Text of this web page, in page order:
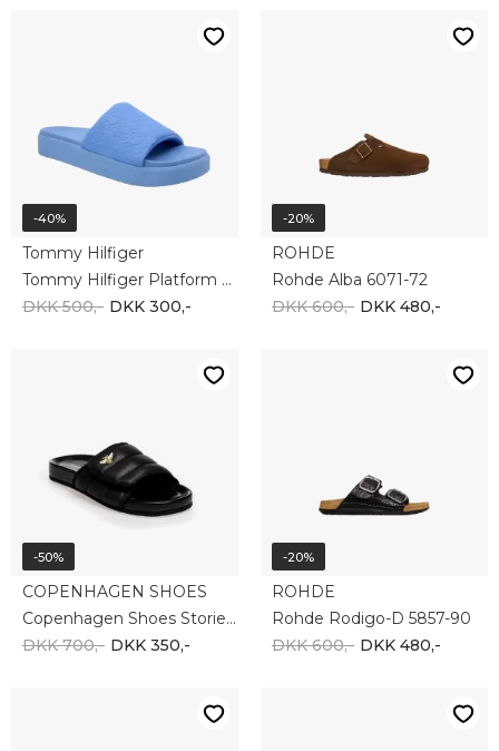
-40%
Tommy Hilfiger
Tommy Hilfiger Platform Pool Slide FW0FW07855-C30
DKK 500,- DKK 300,-
-20%
ROHDE
Rohde Alba 6071-72
DKK 600,- DKK 480,-
-50%
COPENHAGEN SHOES
Copenhagen Shoes Stories CS7810-0001
DKK 700,- DKK 350,-
-20%
ROHDE
Rohde Rodigo-D 5857-90
DKK 600,- DKK 480,-